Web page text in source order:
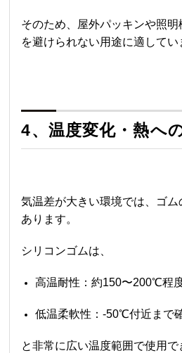
そのため、屋外パッキンや照
を避けられない用途に適してい
4、温度変化・熱へ
気温差が大きい環境では、ゴ
あります。
シリコンゴムは、
高温耐性：約150〜200℃程
低温柔軟性：-50℃付近まで
と非常に広い温度範囲で使用で